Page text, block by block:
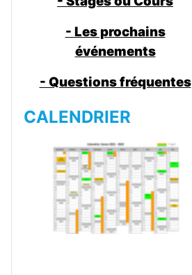
- Les prochains
événements
- Questions fréquentes
CALENDRIER